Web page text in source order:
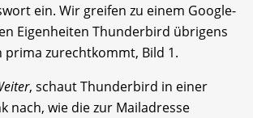
ein. Wir greifen zu einem Google-
Eigenheiten Thunderbird übrigens
prima zurechtkommt, Bild 1.
, schaut Thunderbird in einer
nach, wie die zur Mailadresse